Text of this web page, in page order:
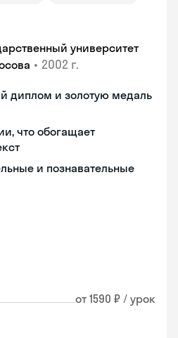
университет
• 2002 г.
диплом и золотую медаль
что обогащает
и познавательные
от 1590 ₽ / урок